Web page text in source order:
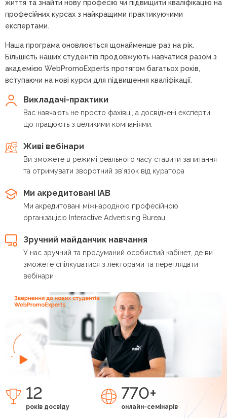
життя та знайти нову професію чи підвищити кваліфікацію на
професійних курсах з найкращими практикуючими
експертами.
Наша програма оновлюється щонайменше раз на рік.
Більшість наших студентів продовжують навчатися разом з
академією WebPromoExperts протягом багатьох років,
вступаючи на нові курси для підвищення кваліфікації.
Викладачі-практики
Вас навчають не просто фахівці, а досвідчені експерти,
що працюють з великими компаніями.
Живі вебінари
Ви зможете в режимі реального часу ставити запитання
та отримувати зворотний зв'язок від куратора
Ми акредитовані IAB
Ми акредитовані міжнародною професійною
організацією Interactive Advertising Bureau
Зручний майданчик навчання
У нас зручний та продуманий особистий кабінет, де ви
зможете спілкуватися з лекторами та переглядати
вебінари
12
років досвіду
770+
онлайн-семінарів